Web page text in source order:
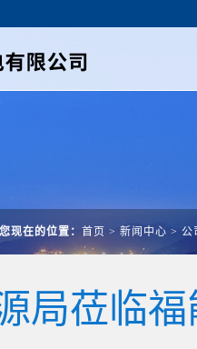
您现在的位置： 首页 > 新闻中心 > 公
局莅临